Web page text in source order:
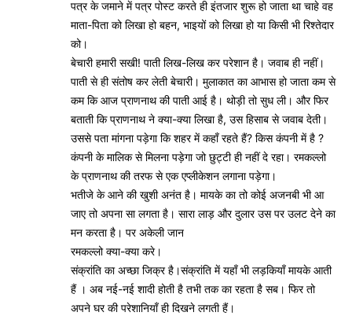
पत्र के जमाने में पत्र पोस्ट करते ही इंतजार शुरू हो जाता था चाहे वह
माता-पिता को लिखा हो बहन, भाइयों को लिखा हो या किसी भी रिश्तेदार
को।
बेचारी हमारी सखी! पाती लिख-लिख कर परेशान है। जवाब ही नहीं।
पाती से ही संतोष कर‌ लेती बेचारी। मुलाकात का आभास हो जाता कम से
कम कि आज प्राणनाथ की पाती आई है। थोड़ी तो सुध ली। और फिर
बताती कि प्राणनाथ ने क्या-क्या लिखा है, उस हिसाब से जवाब देती।
उससे पता मांगना पड़ेगा कि शहर में कहाँ रहते हैं? किस कंपनी में है ?
कंपनी के मालिक से मिलना पड़ेगा जो छुट्टी ही नहीं दे रहा। रमकल्लो
के प्राणनाथ की तरफ से एक एप्लीकेशन लगाना पड़ेगा।
भतीजे के आने की खुशी अनंत है। मायके का तो कोई अजनबी भी आ
जाए तो अपना सा लगता है। सारा लाड़ और दुलार उस पर उलट देने का
मन करता है। पर अकेली जान
रमकल्लो क्या-क्या करे।
संक्रांति का अच्छा जिक्र है।संक्रांति में यहाँ भी लड़कियाँ मायके आती
हैं । अब नई-नई शादी होती है तभी तक का रहता है सब। फिर तो
अपने घर की परेशानियाँ ही दिखने लगती हैं।